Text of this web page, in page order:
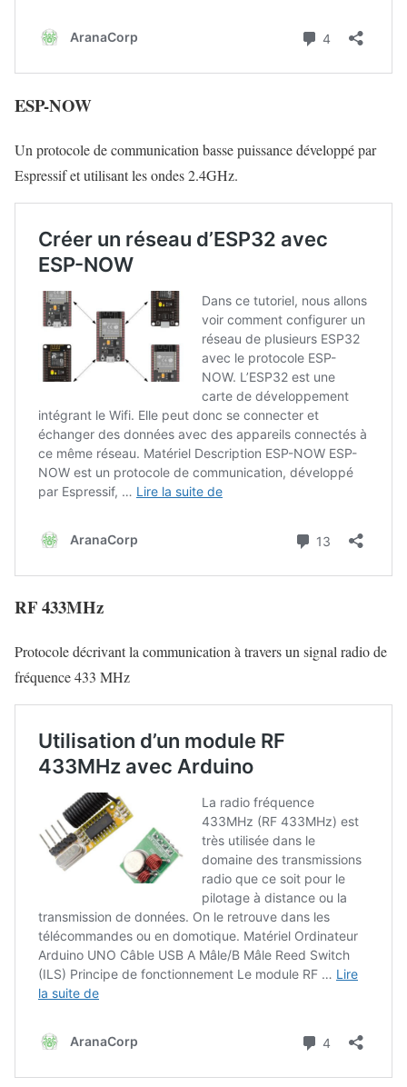
ESP-NOW
Un protocole de communication basse puissance développé par
Espressif et utilisant les ondes 2.4GHz.
RF 433MHz
Protocole décrivant la communication à travers un signal radio de
fréquence 433 MHz